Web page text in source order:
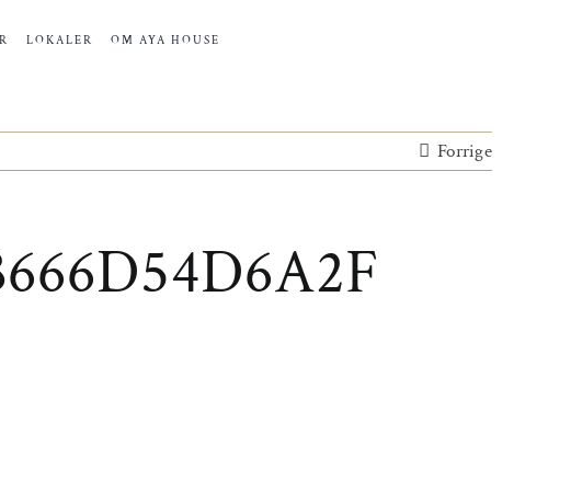
LOKALER OM AYA HOUSE
Forrige